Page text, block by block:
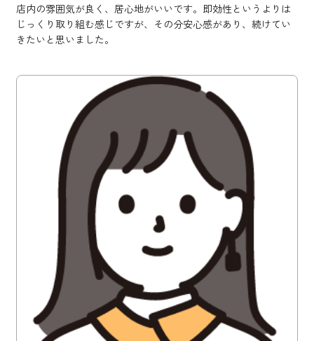
店内の雰囲気が良く、居心地がいいです。即効性というよりは
じっくり取り組む感じですが、その分安心感があり、続けてい
きたいと思いました。